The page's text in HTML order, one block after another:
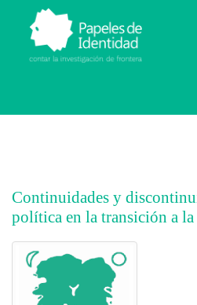
Continuidades y
política en la transición a